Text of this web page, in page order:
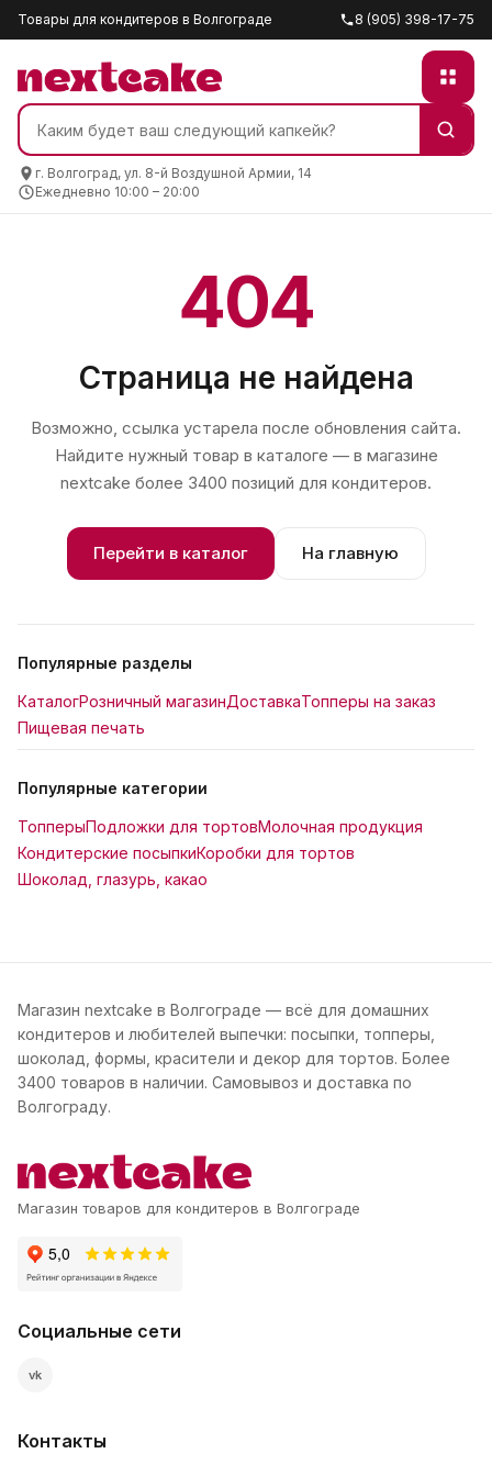
Товары для кондитеров в Волгограде 8 (905) 398-17-75
г. Волгоград, ул. 8-й Воздушной Армии, 14
Ежедневно 10:00 – 20:00
404
Страница не найдена
Возможно, ссылка устарела после обновления сайта.
Найдите нужный товар в каталоге — в магазине
nextcake более 3400 позиций для кондитеров.
Перейти в каталог На главную
Популярные разделы
КаталогРозничный магазинДоставкаТопперы на заказ
Пищевая печать
Популярные категории
ТопперыПодложки для тортовМолочная продукция
Кондитерские посыпкиКоробки для тортов
Шоколад, глазурь, какао
Магазин nextcake в Волгограде — всё для домашних
кондитеров и любителей выпечки: посыпки, топперы,
шоколад, формы, красители и декор для тортов. Более
3400 товаров в наличии. Самовывоз и доставка по
Волгограду.
Магазин товаров для кондитеров в Волгограде
Социальные сети
vk
Контакты